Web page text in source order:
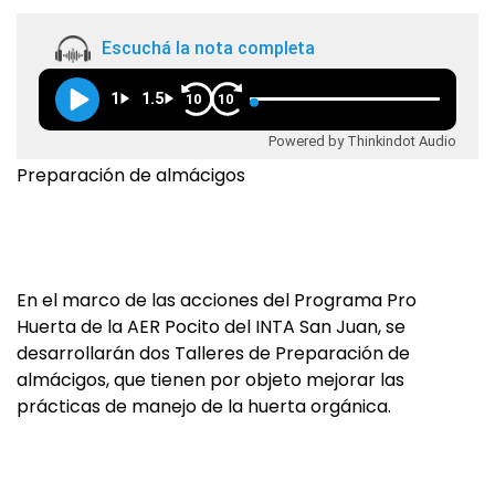
Escuchá la nota completa
1 1.5 10 10
Powered by Thinkindot Audio
Preparación de almácigos
En el marco de las acciones del Programa Pro
Huerta de la AER Pocito del INTA San Juan, se
desarrollarán dos Talleres de Preparación de
almácigos, que tienen por objeto mejorar las
prácticas de manejo de la huerta orgánica.